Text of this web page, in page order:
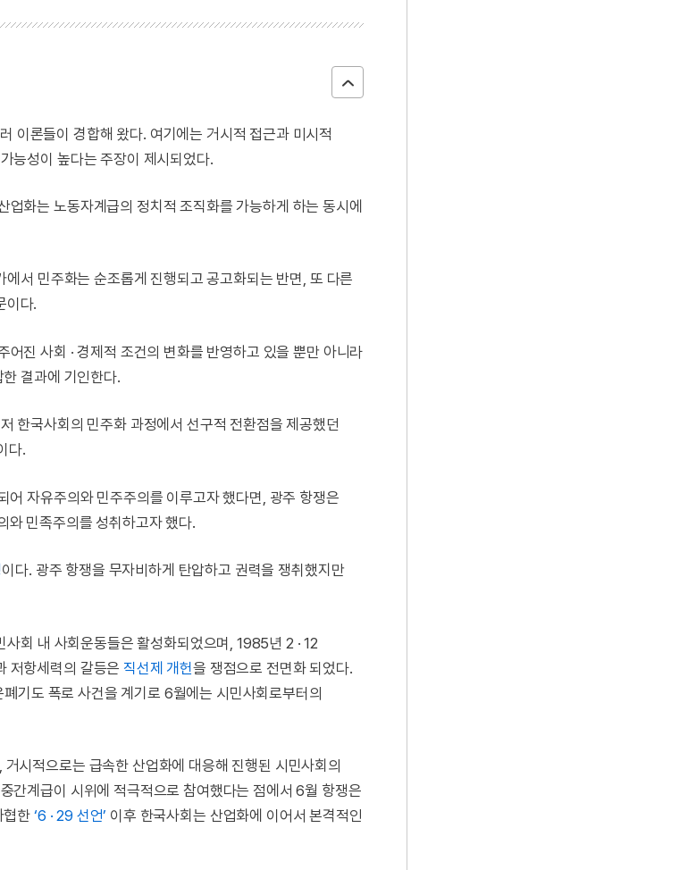
이론들이 경합해 왔다. 여기에는 거시적 접근과 미시적
능성이 높다는 주장이 제시되었다.
화는 노동자계급의 정치적 조직화를 가능하게 하는 동시에
서 민주화는 순조롭게 진행되고 공고화되는 반면, 또 다른
이다.
진 사회 · 경제적 조건의 변화를 반영하고 있을 뿐만 아니라
결과에 기인한다.
한국사회의 민주화 과정에서 선구적 전환점을 제공했던
다.
자유주의와 민주주의를 이루고자 했다면, 광주 항쟁은
와 민족주의를 성취하고자 했다.
이다. 광주 항쟁을 무자비하게 탄압하고 권력을 쟁취했지만
회 내 사회운동들은 활성화되었으며, 1985년 2 · 12
저항세력의 갈등은 직선제 개헌을 쟁점으로 전면화 되었다.
기도 폭로 사건을 계기로 6월에는 시민사회로부터의
시적으로는 급속한 산업화에 대응해 진행된 시민사회의
간계급이 시위에 적극적으로 참여했다는 점에서 6월 항쟁은
협한‘6 · 29 선언’ 이후 한국사회는 산업화에 이어서 본격적인